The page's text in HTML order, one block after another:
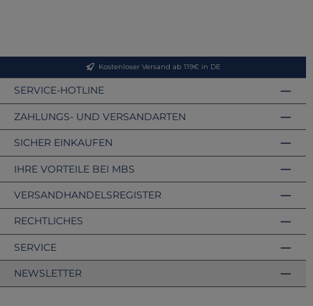
Kostenloser Versand ab 119€ in DE
SERVICE-HOTLINE
ZAHLUNGS- UND VERSANDARTEN
VERSANDHANDELSREGISTER
SICHER EINKAUFEN
IHRE VORTEILE BEI MBS
RECHTLICHES
SERVICE
NEWSLETTER